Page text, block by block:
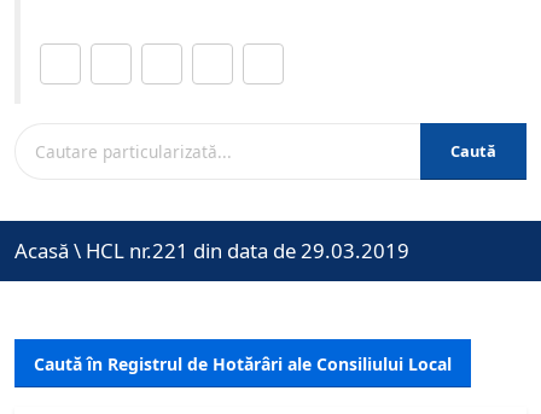
Caută
Acasă \ HCL nr.221 din data de 29.03.2019
Caută în Registrul de Hotărâri ale Consiliului Local